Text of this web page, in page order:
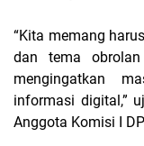
“Kita memang
dan tema
mengingatkan
informasi digital,”
Anggota Komisi I